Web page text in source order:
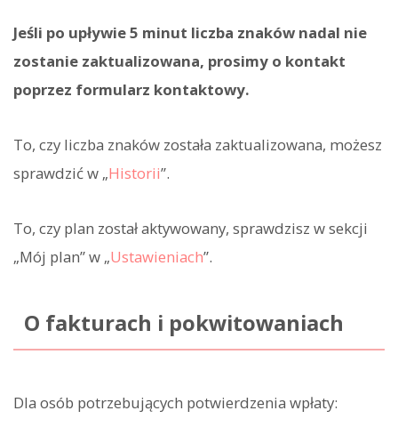
Jeśli po upływie 5 minut liczba znaków nadal nie
zostanie zaktualizowana, prosimy o kontakt
poprzez formularz kontaktowy.
To, czy liczba znaków została zaktualizowana, możesz
sprawdzić w „Historii”.
To, czy plan został aktywowany, sprawdzisz w sekcji
„Mój plan” w „Ustawieniach”.
O fakturach i pokwitowaniach
Dla osób potrzebujących potwierdzenia wpłaty: